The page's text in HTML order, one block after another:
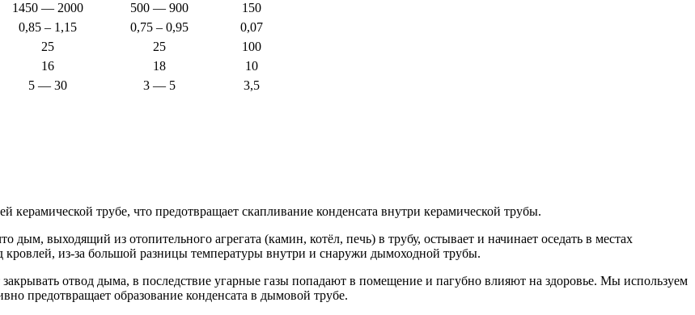
1450 — 2000 500 — 900
150
0,85 – 1,15 0,75 – 0,95
0,07
25 25
100
16 18
10
5 — 30 3 — 5 3,5
трубе, что предотвращает скапливание конденсата внутри керамической трубы.
выходящий из отопительного агрегата (камин, котёл, печь) в трубу, остывает и начинает оседать в местах
кровлей, из-за большой разницы температуры внутри и снаружи дымоходной трубы.
отвод дыма, в последствие угарные газы попадают в помещение и пагубно влияют на здоровье. Мы используем
предотвращает образование конденсата в дымовой трубе.